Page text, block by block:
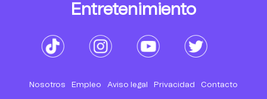
Entretenimiento
Nosotros Empleo Aviso legal Privacidad Contacto